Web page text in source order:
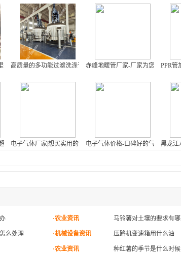
有供应品质好的福瑞思活动隔断
高质量的多功能过滤洗涤干燥三合一设备-张华医药多功能过滤
赤峰地暖管厂家-厂家为您推荐高质
PPR管
二维码标牌
所值的锌合金标牌
电子气体厂家|想买实用的气体，就来畅达气体电子气体价格-口碑好的气体厂家供
黑龙江
·农业资讯 马铃薯对土壤的要求有
么处理 ·机械设备资讯 压路机变速箱用什么油
·农业资讯 种红薯的季节是什么时候